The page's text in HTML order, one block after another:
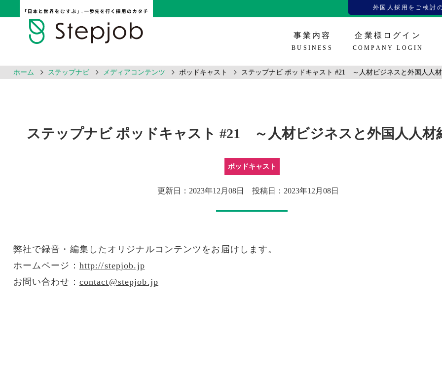
外国人採用をご検討
事業内容
BUSINESS
企業様ログイン
COMPANY LOGIN
ホーム ステップナビ メディアコンテンツ ポッドキャスト ステップナビ ポッドキャスト #21 ～人材ビジネスと外国人人材
ステップナビ ポッドキャスト #21 ～人材ビジネスと外国人人材
ポッドキャスト
更新日：2023年12月08日 投稿日：2023年12月08日
弊社で録音・編集したオリジナルコンテンツをお届けします。
ホームページ： http://stepjob.jp
お問い合わせ： contact@stepjob.jp